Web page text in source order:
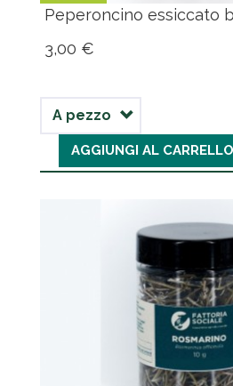
Peperoncino essiccato
3,00 €
AGGIUNGI AL CARRELLO